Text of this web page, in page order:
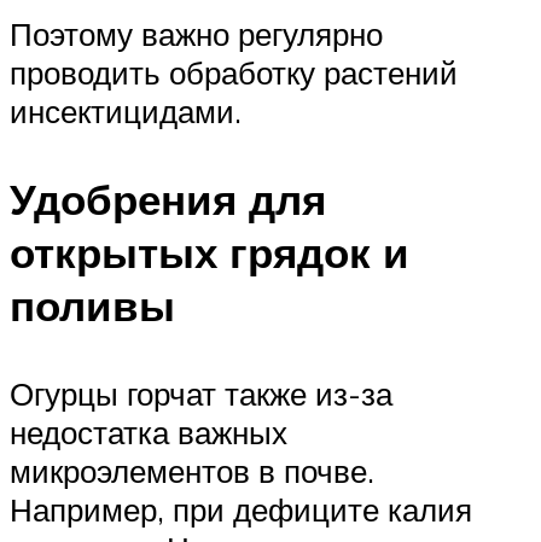
Поэтому важно регулярно
проводить обработку растений
инсектицидами.
Удобрения для
открытых грядок и
поливы
Огурцы горчат также из-за
недостатка важных
микроэлементов в почве.
Например, при дефиците калия